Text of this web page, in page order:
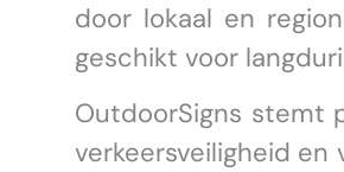
door lokaal en
geschikt voor
OutdoorSigns stemt
verkeersveiligheid